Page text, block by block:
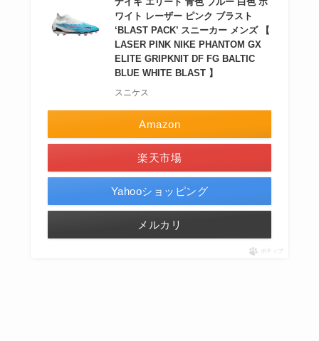
ワイト レーザー ピンク ブラスト
‘BLAST PACK’ スニーカー メンズ 【
LASER PINK NIKE PHANTOM GX
ELITE GRIPKNIT DF FG BALTIC
BLUE WHITE BLAST 】
スニケス
Amazon
楽天市場
Yahooショッピング
メルカリ
ポチップ